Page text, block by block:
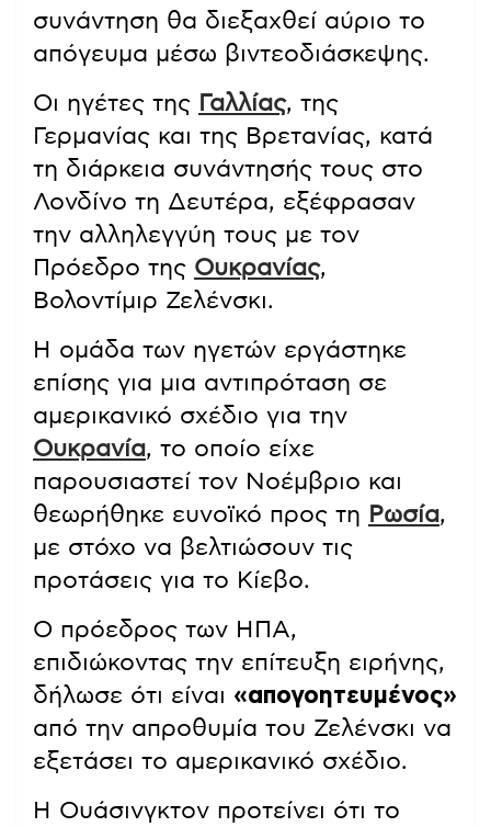
συνάντηση θα διεξαχθεί αύριο το
απόγευμα μέσω βιντεοδιάσκεψης.
Οι ηγέτες της Γαλλίας, της
Γερμανίας και της Βρετανίας, κατά
τη διάρκεια συνάντησής τους στο
Λονδίνο τη Δευτέρα, εξέφρασαν
την αλληλεγγύη τους με τον
Πρόεδρο της Ουκρανίας,
Βολοντίμιρ Ζελένσκι.
Η ομάδα των ηγετών εργάστηκε
επίσης για μια αντιπρόταση σε
αμερικανικό σχέδιο για την
Ουκρανία, το οποίο είχε
παρουσιαστεί τον Νοέμβριο και
θεωρήθηκε ευνοϊκό προς τη Ρωσία,
με στόχο να βελτιώσουν τις
προτάσεις για το Κίεβο.
Ο πρόεδρος των ΗΠΑ,
επιδιώκοντας την επίτευξη ειρήνης,
δήλωσε ότι είναι «απογοητευμένος»
από την απροθυμία του Ζελένσκι να
εξετάσει το αμερικανικό σχέδιο.
Η Ουάσινγκτον προτείνει ότι το